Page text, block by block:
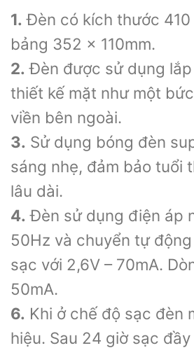
1. Đèn có kích thước 410
bảng 352 x 110mm.
2. Đèn được sử dụng
thiết kế mặt như một
viền bên ngoài.
3. Sử dụng bóng đèn
sáng nhẹ, đảm bảo tuổi
lâu dài.
4. Đèn sử dụng điện áp
50Hz và chuyển tự
sạc với 2,6V – 70mA.
50mA.
6. Khi ở chế độ sạc đèn
hiệu. Sau 24 giờ sạc